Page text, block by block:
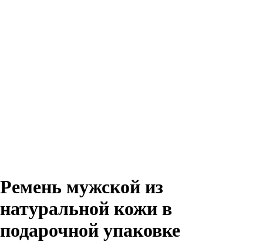
Ремень мужской из
натуральной кожи в
подарочной упаковке